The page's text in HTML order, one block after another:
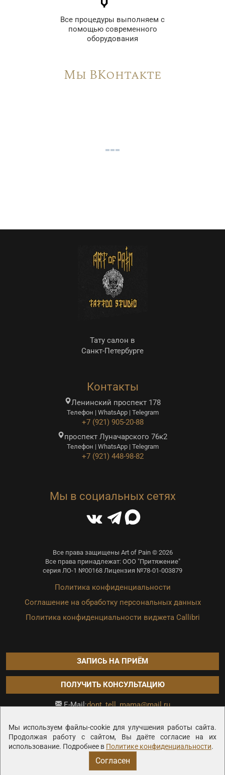
Мы используем файлы-cookie для улучшения работы сайта.
Продолжая работу с сайтом, Вы даёте согласие на их
использование. Подробнее в Политике конфиденциальности.
Согласен
Все процедуры выполняем с
помощью современного
оборудования
Мы ВКонтакте
Тату салон в
Санкт-Петербурге
Контакты
Ленинский проспект 178
Телефон | WhatsApp | Telegram
+7 (921) 905-20-88
проспект Луначарского 76к2
Телефон | WhatsApp | Telegram
+7 (921) 448-98-82
Мы в социальных сетях
Все права защищены Art of Pain © 2026
Все права принадлежат: ООО "Притяжение"
серия ЛО-1 №00168 Лицензия №78-01-003879
Политика конфиденциальности
Соглашение на обработку персональных данных
Политика конфиденциальности виджета Callibri
ЗАПИСЬ НА ПРИЁМ
ПОЛУЧИТЬ КОНСУЛЬТАЦИЮ
E-Mail:dont_tell_mama@mail.ru